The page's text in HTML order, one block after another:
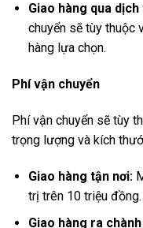
Giao hàng qua
chuyển sẽ tùy thuộc
hàng lựa chọn.
Phí vận chuyển
Phí vận chuyển sẽ tùy
trọng lượng và kích
Giao hàng tận nơi:
trị trên 10 triệu đồng.
Giao hàng ra